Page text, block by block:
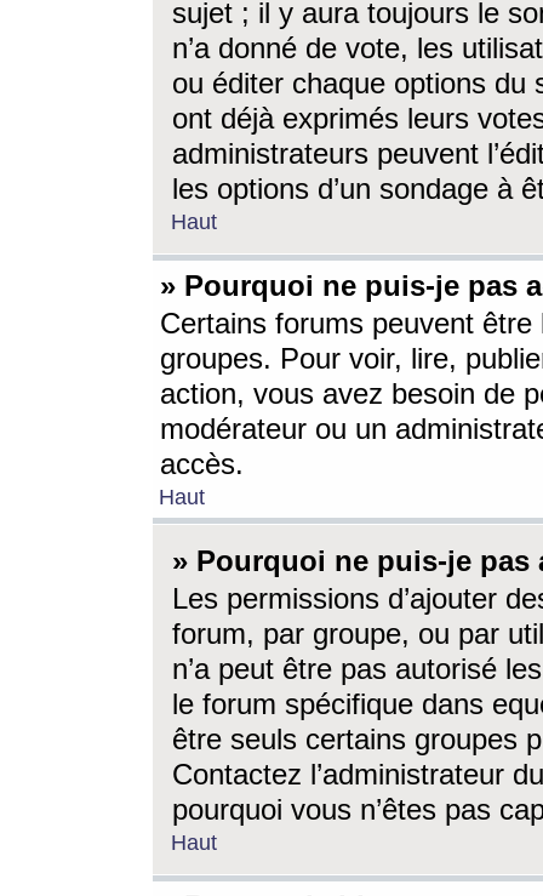
sujet ; il y aura toujours le
n’a donné de vote, les
ou éditer chaque options du
ont déjà exprimés leurs
administrateurs peuvent
les options d’un sondage à
Haut
» Pourquoi ne puis-je pas
Certains forums peuvent être
groupes. Pour voir, lire,
action, vous avez besoin de
modérateur ou un
accès.
Haut
» Pourquoi ne puis-je
Les permissions d’ajouter
forum, par groupe, ou par
n’a peut être pas autorisé
le forum spécifique dans
être seuls certains groupes
Contactez l’administrateur
pourquoi vous n’êtes pas
Haut